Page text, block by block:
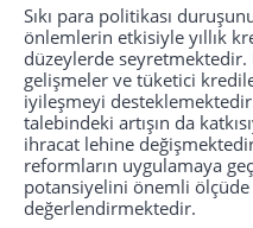
Sıkı para politikası
önlemlerin etkisiyle yıllık
düzeylerde
gelişmeler ve tüketici
iyileşmeyi
talebindeki artışın da
ihracat lehine
reformların uygulamaya
potansiyelini önemli ölçüde
değerlendirmektedir.